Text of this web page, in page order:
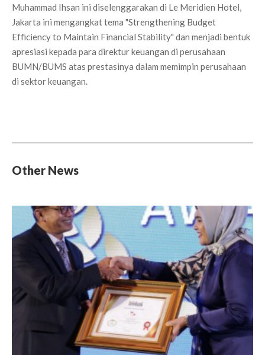
Muhammad Ihsan ini diselenggarakan di Le Meridien Hotel,
Jakarta ini mengangkat tema "Strengthening Budget
Efficiency to Maintain Financial Stability" dan menjadi bentuk
apresiasi kepada para direktur keuangan di perusahaan
BUMN/BUMS atas prestasinya dalam memimpin perusahaan
di sektor keuangan.
Other News